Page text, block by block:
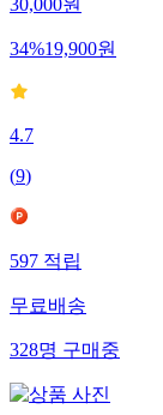
30,000원
34%19,900원
4.7
(9)
597적립
무료배송
328명구매중